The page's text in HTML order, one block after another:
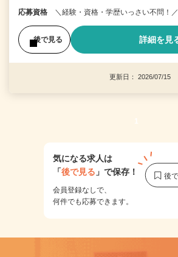
応募資格 ＼経験・資格・学歴いっさい不問！／
後で見る 詳細を見
更新日： 2026/07/15
1
気になる求人は
「後で見る 」で保存！
会員登録なしで、
何件でも応募できます。